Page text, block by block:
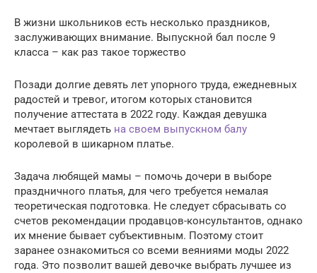
В жизни школьников есть несколько праздников,
заслуживающих внимание. Выпускной бал после 9
класса – как раз такое торжество
Позади долгие девять лет упорного труда, ежедневных
радостей и тревог, итогом которых становится
получение аттестата в 2022 году. Каждая девушка
мечтает выглядеть на своем выпускном балу
королевой в шикарном платье.
Задача любящей мамы – помочь дочери в выборе
праздничного платья, для чего требуется немалая
теоретическая подготовка. Не следует сбрасывать со
счетов рекомендации продавцов-консультантов, однако
их мнение бывает субъективным. Поэтому стоит
заранее ознакомиться со всеми веяниями моды 2022
года. Это позволит вашей девочке выбрать лучшее из